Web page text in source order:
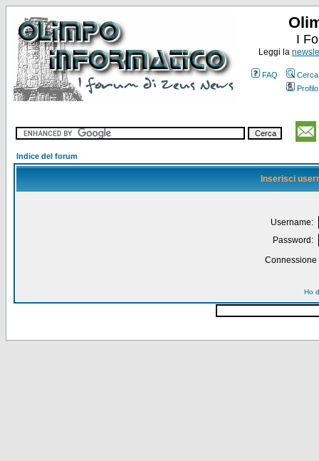
I
Leggi la
FAQ
Cerca
Profilo
Indice del forum
Inserisci
Username:
Password:
Ho